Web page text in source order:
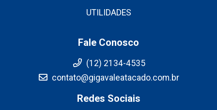
UTILIDADES
Fale Conosco
(12) 2134-4535
contato@gigavaleatacado.com.br
Redes Sociais